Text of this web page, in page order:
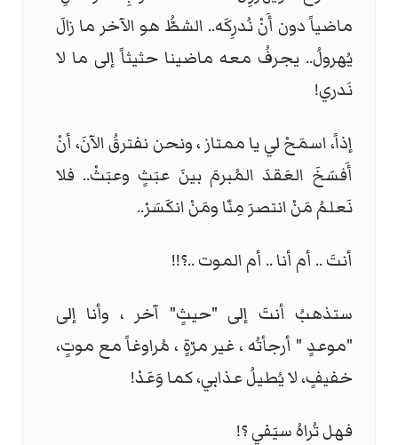
ماضياً دون أَنْ نُدرِكَه.. الشطُّ هو الآخر ما زالَ
يُهرولُ.. يجرفُ معه ماضينا حثيثاً إلى ما لا
نَدري!
إذاً، اسمَحْ لي يا ممتاز ، ونحن نفترقُ الآنَ، أنْ
أَفسَخَ العَقدَ المُبرمَ بينَ عبَثٍ وعبَثْ.. فلا
نَعلمُ مَنْ انتصرَ مِنّا ومَنْ انكَسَرْ..
أنتَ .. أم أنا .. أم الموت ..؟!!
ستذهبُ أنتَ إلى "حيثٍ" آخر ، وأنا إلى
"موعدٍ " أرجأتُه ، غير مرّةٍ ، مُراوغاً مع موتٍ،
خفيفٍ، لا يُطيلُ عذابي، كما وَعَدْ!
فهل تُراهُ سيَفي ؟!